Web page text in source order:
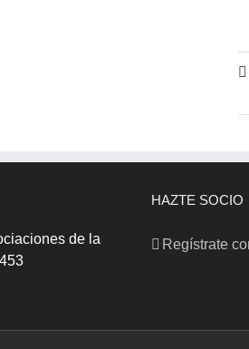
de la
HAZTE SOCIO
Regístrate